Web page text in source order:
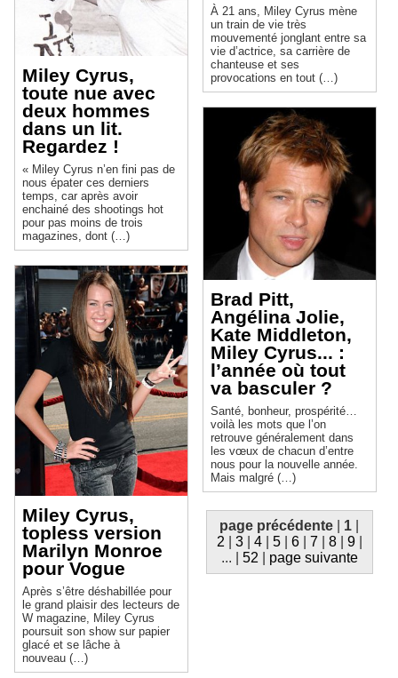
Miley Cyrus,
toute nue avec
deux hommes
dans un lit.
Regardez !
« Miley Cyrus n’en fini pas de
nous épater ces derniers
temps, car après avoir
enchainé des shootings hot
pour pas moins de trois
magazines, dont (…)
Miley Cyrus,
topless version
Marilyn Monroe
pour Vogue
Après s’être déshabillée pour
le grand plaisir des lecteurs de
W magazine, Miley Cyrus
poursuit son show sur papier
glacé et se lâche à
nouveau (…)
À 21 ans, Miley Cyrus mène
un train de vie très
mouvementé jonglant entre sa
vie d’actrice, sa carrière de
chanteuse et ses
provocations en tout (…)
Brad Pitt,
Angélina Jolie,
Kate Middleton,
Miley Cyrus... :
l’année où tout
va basculer ?
Santé, bonheur, prospérité…
voilà les mots que l’on
retrouve généralement dans
les vœux de chacun d’entre
nous pour la nouvelle année.
Mais malgré (…)
page précédente 1
2
3| 4| 5| 6| 7 8| 9|
...
52 page suivante